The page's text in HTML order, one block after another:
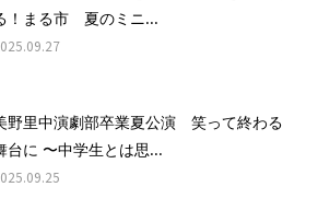
！まる市 夏のミニ...
野里中演劇部卒業夏公演 笑って終わる
台に 〜中学生とは思...